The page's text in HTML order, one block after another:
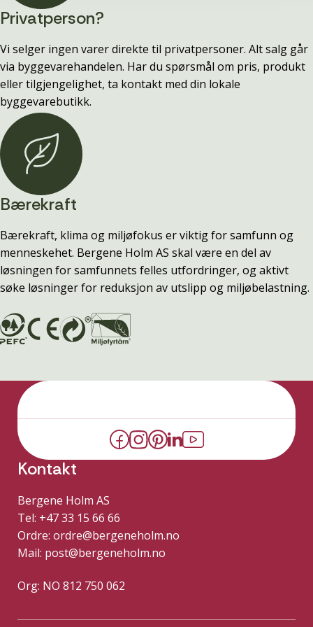
Privatperson?
Vi selger ingen varer direkte til privatpersoner. Alt salg går
via byggevarehandelen. Har du spørsmål om pris, produkt
eller tilgjengelighet, ta kontakt med din lokale
byggevarebutikk.
Bærekraft
Bærekraft, klima og miljøfokus er viktig for samfunn og
menneskehet. Bergene Holm AS skal være en del av
løsningen for samfunnets felles utfordringer, og aktivt
søke løsninger for reduksjon av utslipp og miljøbelastning.
Kontakt
Bergene Holm AS
Tel: +47 33 15 66 66
Ordre: ordre@bergeneholm.no
Mail: post@bergeneholm.no
Org: NO 812 750 062